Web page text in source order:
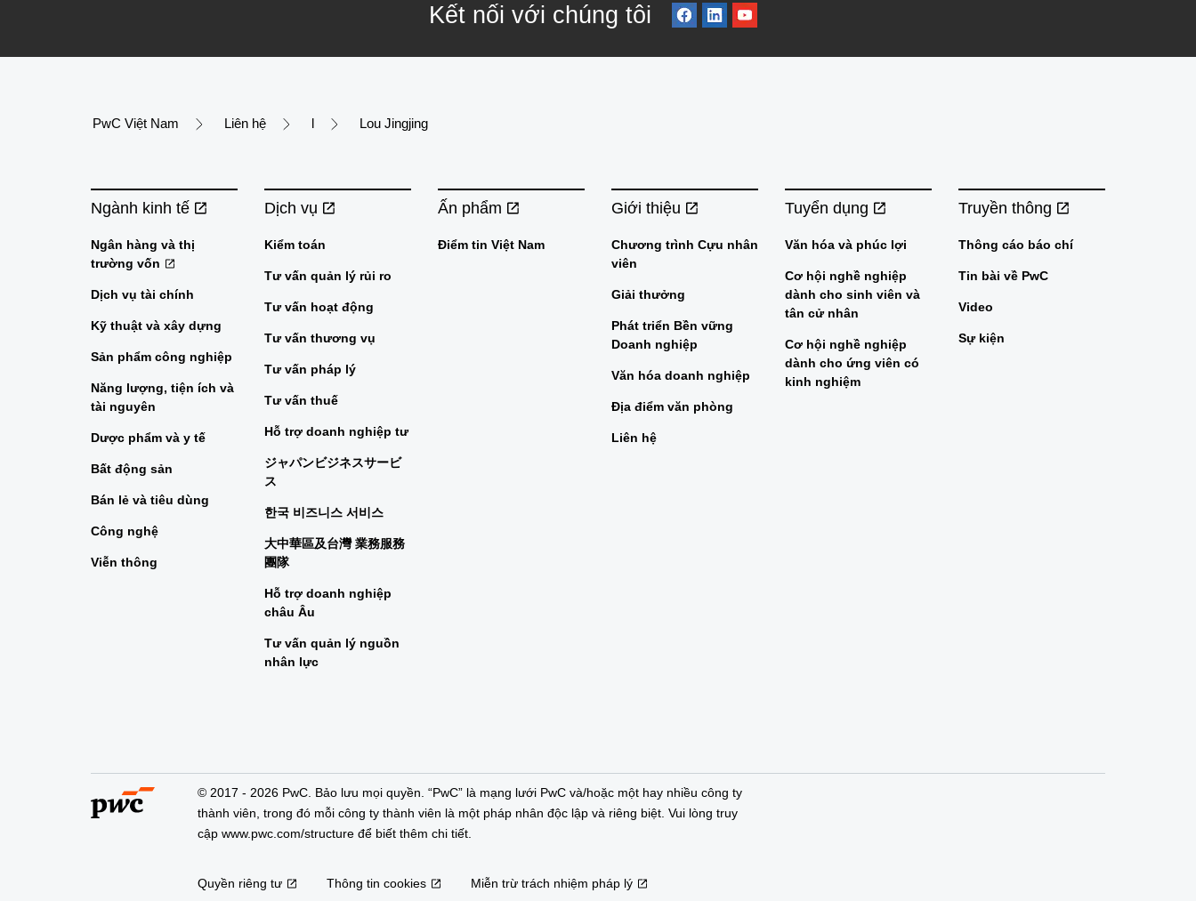
Kết nối với chúng tôi
PwC Việt Nam Liên hệ Lou Jingjing
Ngành kinh tế
Ngân hàng và thị
trường vốn
Dịch vụ tài chính
Kỹ thuật và xây dựng
Sản phẩm công nghiệp
Năng lượng, tiện ích và
tài nguyên
Dược phẩm và y tế
Bất động sản
Bán lẻ và tiêu dùng
Công nghệ
Viễn thông
Dịch vụ
Kiểm toán
Tư vấn quản lý rủi ro
Tư vấn hoạt động
Tư vấn thương vụ
Tư vấn pháp lý
Tư vấn thuế
Hỗ trợ doanh nghiệp tư
ジャパンビジネスサービ
ス
한국 비즈니스 서비스
大中華區及台灣 業務服務
團隊
Hỗ trợ doanh nghiệp
châu Âu
Tư vấn quản lý nguồn
nhân lực
Ấn phẩm
Điểm tin Việt Nam
Giới thiệu
Chương trình Cựu nhân
viên
Giải thưởng
Phát triển Bền vững
Doanh nghiệp
Văn hóa doanh nghiệp
Địa điểm văn phòng
Liên hệ
Tuyển dụng
Văn hóa và phúc lợi
Cơ hội nghề nghiệp
dành cho sinh viên và
tân cử nhân
Cơ hội nghề nghiệp
dành cho ứng viên có
kinh nghiệm
Truyền thông
Thông cáo báo chí
Tin bài về PwC
Video
Sự kiện
© 2017 - 2026 PwC. Bảo lưu mọi quyền. “PwC” là mạng lưới PwC và/hoặc một hay nhiều công ty
thành viên, trong đó mỗi công ty thành viên là một pháp nhân độc lập và riêng biệt. Vui lòng truy
cập www.pwc.com/structure để biết thêm chi tiết.
Quyền riêng tư Thông tin cookies Miễn trừ trách nhiệm pháp lý